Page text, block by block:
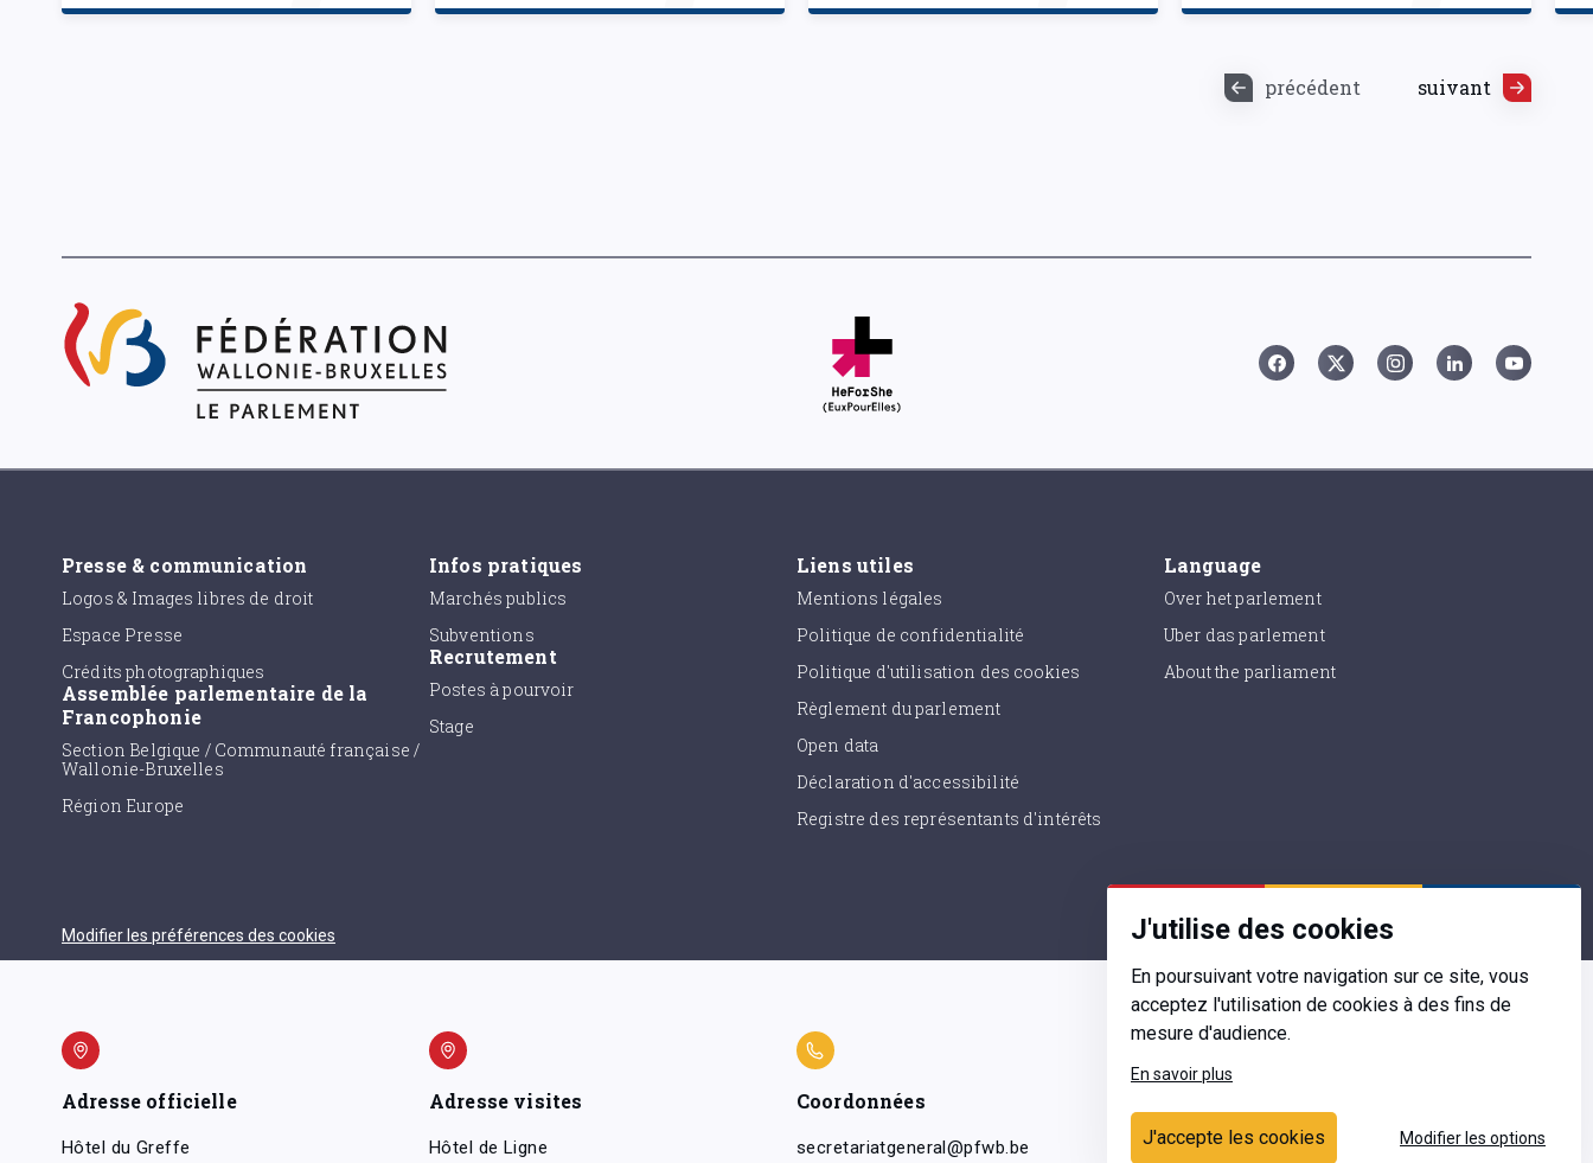
J'utilise des cookies
En poursuivant votre navigation sur ce site, vous
acceptez l'utilisation de cookies à des fins de
mesure d'audience.
En savoir plus
J'accepte les cookies Modifier les options
précédent suivant
Presse & communication
Logos & Images libres de droit
Espace Presse
Crédits photographiques
Assemblée parlementaire de la
Francophonie
Section Belgique / Communauté française /
Wallonie-Bruxelles
Région Europe
Infos pratiques
Marchés publics
Subventions
Recrutement
Postes à pourvoir
Stage
Liens utiles
Mentions légales
Politique de confidentialité
Politique d'utilisation des cookies
Règlement du parlement
Open data
Déclaration d'accessibilité
Registre des représentants d'intérêts
Language
Over het parlement
Uber das parlement
About the parliament
Modifier les préférences des cookies
Adresse officielle
Hôtel du Greffe
Adresse visites
Hôtel de Ligne
Coordonnées
secretariatgeneral@pfwb.be Ecrivez-nous